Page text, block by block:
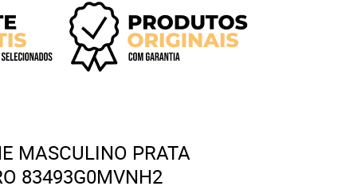
MASCULINO PRATA
83493G0MVNH2